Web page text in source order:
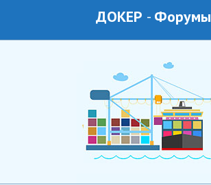
ДОКЕР - Форумы